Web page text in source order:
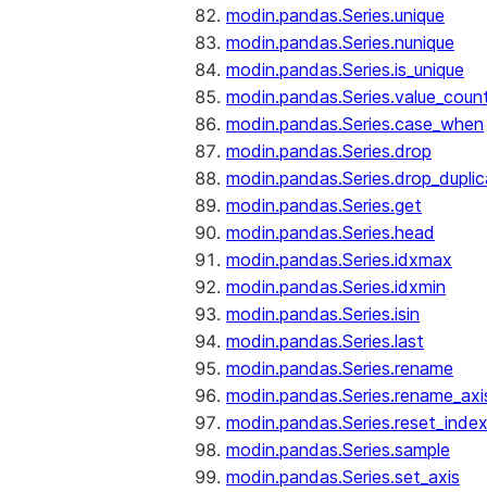
modin.pandas.Series.unique
modin.pandas.Series.nunique
modin.pandas.Series.is_unique
modin.pandas.Series.case_when
modin.pandas.Series.drop
modin.pandas.Series.get
modin.pandas.Series.head
modin.pandas.Series.idxmax
modin.pandas.Series.idxmin
modin.pandas.Series.isin
modin.pandas.Series.last
modin.pandas.Series.rename
modin.pandas.Series.reset_index
modin.pandas.Series.sample
modin.pandas.Series.set_axis